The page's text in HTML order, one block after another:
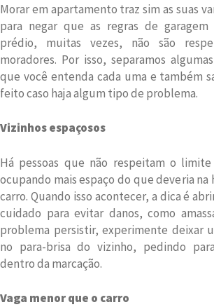
Morar em apartamento traz sim as suas
para negar que as regras de garagem
prédio, muitas vezes, não são
moradores. Por isso, separamos
que você entenda cada uma e também
feito caso haja algum tipo de problema.
Vizinhos espaçosos
Há pessoas que não respeitam o
ocupando mais espaço do que deveria na
carro. Quando isso acontecer, a dica é
cuidado para evitar danos, como
problema persistir, experimente deixar
no para-brisa do vizinho, pedindo
dentro da marcação.
Vaga menor que o carro